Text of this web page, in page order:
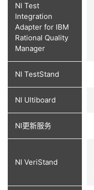
NI Test
Integration
Adapter for IBM
Rational Quality
Manager
NI TestStand
NI Ultiboard
NI更新服务
NI VeriStand